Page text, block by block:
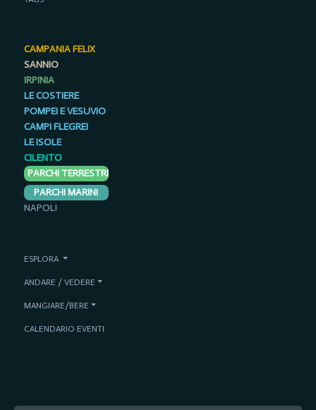
CAMPANIA FELIX
SANNIO
IRPINIA
LE COSTIERE
POMPEI E VESUVIO
CAMPI FLEGREI
LE ISOLE
CILENTO
PARCHI TERRESTRI
PARCHI MARINI
NAPOLI
ESPLORA
ANDARE / VEDERE
MANGIARE/BERE
CALENDARIO EVENTI